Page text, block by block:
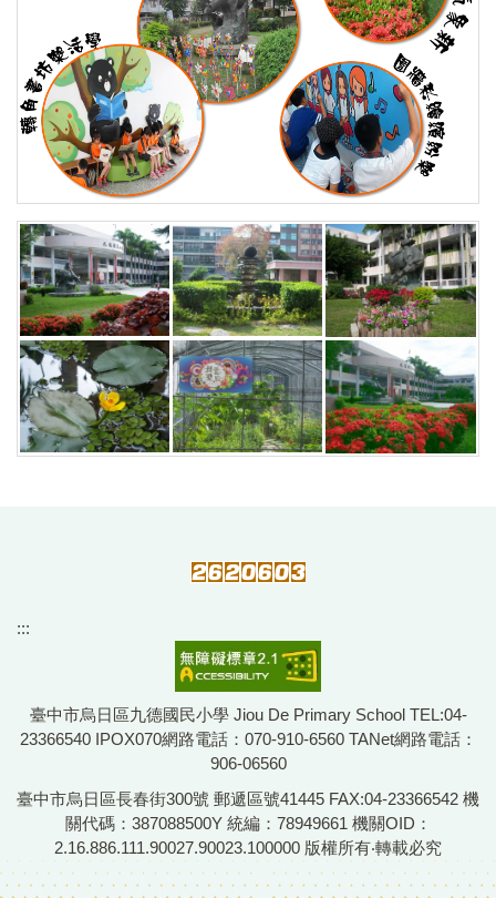
:::
臺中市烏日區九德國民小學 Jiou De Primary School TEL:04-
23366540 IPOX070網路電話：070-910-6560 TANet網路電話：
906-06560
臺中市烏日區長春街300號 郵遞區號41445 FAX:04-23366542 機
關代碼：387088500Y 統編：78949661 機關OID：
2.16.886.111.90027.90023.100000 版權所有‧轉載必究